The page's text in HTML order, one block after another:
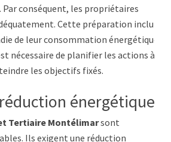
Par conséquent, les propriétaires
Cette préparation inclut
de leur consommation énergétique
nécessaire de planifier les actions à
les objectifs fixés.
énergétique
Tertiaire Montélimarsont
Ils exigent une réduction